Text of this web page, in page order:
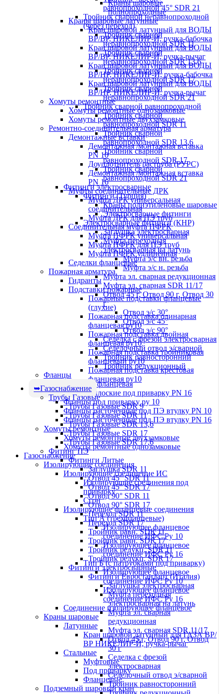
равнопроходной 45° SDR 21
Тройник сварной неравнопроходной
(через переход)
Тройник сварной
неравнопроходной SDR 11
Тройник сварной
неравнопроходной SDR 13,6
Тройник сварной
неравнопроходной SDR 17
Тройник сварной
неравнопроходной SDR 21
Тройник сварной равнопроходной
Тройник сварной
равнопроходной SDR 11
Тройник сварной
равнопроходной SDR 13,6
Тройник сварной
равнопроходной SDR 17
Тройник сварной
равнопроходной SDR 21
Фитинги электросварные
Фитинги (Турция)
Краны полиэтиленовые шаровые
Электросварные фитинги
Электросварные фитинги (КНР)
Заглушка электросварная
Муфта переходная
электросварная на латунь
Муфта э/с вн. резьба
Муфта э/с н. резьба
Муфта эл. cварная редукционная
Муфта эл. сварная SDR 11/17
Отвод 45 г, Отвод 90 г, Отвод 30
г
Отвод э/с 30°
Отвод э/с 45°
Отвод э/с 90°
Седелка с фрезой электросварная
Седелочный отвод э/сварной
Тройник равносторонний
Тройник редукционный
Фланцы
Заглушка фланцевая
Фланцы плоские под приварку PN 16
Фланцы под приварку ру 10
Фланцы расточенные под ПЭ втулку PN 10
Фланцы расточенные под ПЭ втулку PN 16
Хомуты ремонтные
Хомуты ремонтные двухзамковые
Хомуты ремонтные однозамковые
Газоснабжение
Изолирующие соединения
Изолирующие соединение ИС
Изолирующие соединения под
приварку
Сгон
Изолирующие фланцевые соединения
Тип А (трехфланцевые)
Изолирующее фланцевое
соединение ИФС Ру 10
Изолирующее фланцевое
соединение ИФС Ру 16
Тип Б (с патрубками под приварку)
Изолирующее фланцевое
соединение ИФС Ру 10
Изолирующее фланцевое
соединение ИФС Ру 16
Соединение изолирующее фланцевое
Краны шаровые
Латунные
Кран шаровой латунный для ГАЗА ВР/
ВР НИКЕЛИР-Й, ручка-рычаг
Стальные
Муфтовые
Под приварку
Фланцевые
Подземный шаровый кран
Краны шаровые
полнопроходные
Краны шаровые латунные
Кран шаровой латунный для ВОДЫ
ВР/ВР, НИКЕЛИР-Й, ручка-бабочка
Кран шаровой латунный для ВОДЫ
ВР/ВР, НИКЕЛИР-Й, ручка-рычаг
Кран шаровой латунный для ВОДЫ
ВР/НР, НИКЕЛИР-Й, ручка-бабочка
Кран шаровой латунный для ВОДЫ
ВР/НР, НИКЕЛИР-Й, ручка-рычаг
Хомуты ремонтные
Хомуты ремонтные однозамковые
Хомуты ремонтные двухзамковые
Ремонтно-соединительная арматура
Демонтажные вставки
Демонтажная /монтажная вставка
PN 10
Доуплотнитель раструба (РУРС)
Демонтажная /монтажная вставка
PN 16
Муфты соединительные ДРК
Муфта ДРК универсальная
соединительная
Муфта ДРК для ПЭ труб
Соединительная муфта ПФРК
Муфта ПФРК универсальная
Муфта ПФРК для ПЭ труб
Муфта ПФРК удлинённая
Седелки фланцевые
Пожарная арматура
Гидранты
Подставки пожарные
Пожарные подставки фланцевые
(глухие)
Пожарная подставка одинарная
фланцевая ру10
Пожарная подставка двойная
фланцевая ру10
Пожарная подставка тройниковая
фланцевый ру10
Пожарная подставка крестовая
фланцевая ру10
Газоснабжение
Трубы Газовые
Трубы Газовые SDR 9
Трубы Газовые SDR 11
Трубы Газовые SDR 13,6
Трубы Газовые SDR 17
Трубы Газовые SDR 17,6
Фитинг ПЭ
Фитинги Литые
Заглушка SDR 11
Отвод 45° SDR 11
Отвод 45° SDR 17
Отвод 90° SDR 11
Отвод 90° SDR 17
Переход SDR 11
Переход SDR 17
Тройник равн. SDR 11
Тройник равн. SDR 17
Тройник редукц. SDR 11
Тройник редукц. SDR 17
Фитинги электросварные
Фитинги Евростандарт (Италия)
Заглушка электросварная
Муфта переходная
электросварная на латунь
Муфта эл. cварная
редукционная
Муфта эл. сварная SDR 11/17
Отвод 45 г, Отвод 90 г, Отвод
30 г
Седелка с фрезой
электросварная
Седелочный отвод э/сварной
Тройник равносторонний